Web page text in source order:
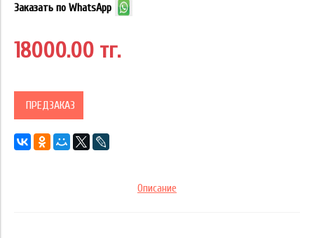
Заказать по WhatsApp
18000.00 тг.
ПРЕДЗАКАЗ
Описание